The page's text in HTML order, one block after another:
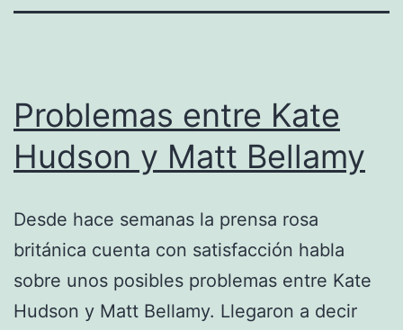
Problemas entre Kate
Hudson y Matt Bellamy
Desde hace semanas la prensa rosa
británica cuenta con satisfacción habla
sobre unos posibles problemas entre Kate
Hudson y Matt Bellamy. Llegaron a decir